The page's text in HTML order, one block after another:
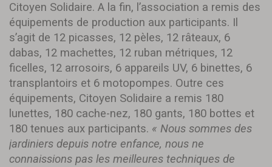
Citoyen Solidaire. A la fin, l’association a remis des
équipements de production aux participants. Il
s’agit de 12 picasses, 12 pèles, 12 râteaux, 6
dabas, 12 machettes, 12 ruban métriques, 12
ficelles, 12 arrosoirs, 6 appareils UV, 6 binettes, 6
transplantoirs et 6 motopompes. Outre ces
équipements, Citoyen Solidaire a remis 180
lunettes, 180 cache-nez, 180 gants, 180 bottes et
180 tenues aux participants. « Nous sommes des
jardiniers depuis notre enfance, nous ne
connaissions pas les meilleures techniques de